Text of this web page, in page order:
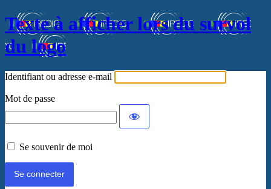
Texte à afficher lors du survol
du logo
Identifiant ou adresse e-mail
Mot de passe
Se souvenir de moi